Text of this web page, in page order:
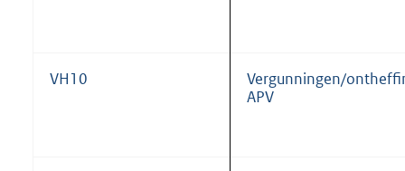
VH10
Vergunningen/
APV